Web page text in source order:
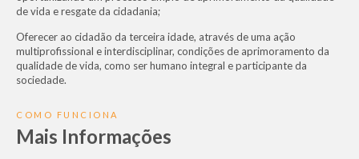
de vida e resgate da cidadania;
Oferecer ao cidadão da terceira idade, através de uma ação
multiprofissional e interdisciplinar, condições de aprimoramento da
qualidade de vida, como ser humano integral e participante da
sociedade.
COMO FUNCIONA
Mais Informações